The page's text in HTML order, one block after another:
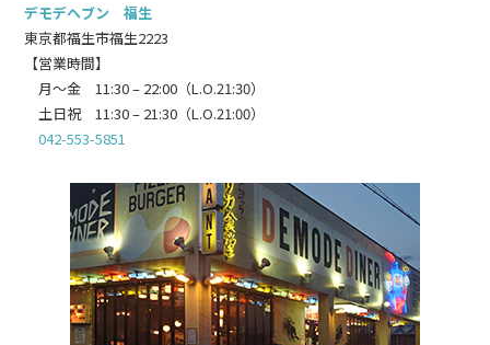
デモデヘブン 福生
東京都福生市福生2223
【営業時間】
月～金 11:30 – 22:00（L.O.21:30）
土日祝 11:30 – 21:30（L.O.21:00）
042-553-5851